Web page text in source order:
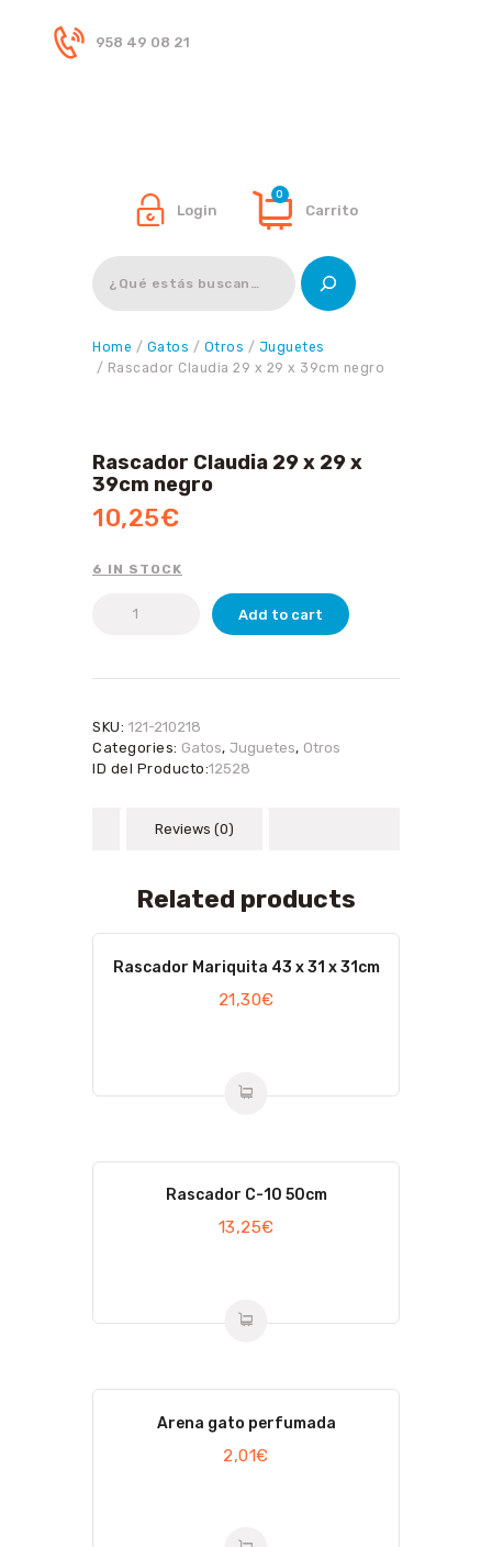
958 49 08 21
Login Carrito
0
Buscar
Home / Gatos / Otros / Juguetes
/ Rascador Claudia 29 x 29 x 39cm negro
Rascador Claudia 29 x 29 x
39cm negro
10,25€
6 IN STOCK
39cm
negro
quantity
Add to cart
SKU: 121-210218
Categories: Gatos, Juguetes, Otros
ID del Producto:12528
Reviews (0)
Related products
Rascador Mariquita 43 x 31 x 31cm
21,30€
Rascador C-10 50cm
13,25€
Arena gato perfumada
2,01€